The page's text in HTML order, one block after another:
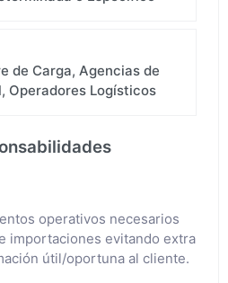
de Carga, Agencias de
Operadores Logísticos
operativos necesarios
importaciones evitando extra
útil/oportuna al cliente.